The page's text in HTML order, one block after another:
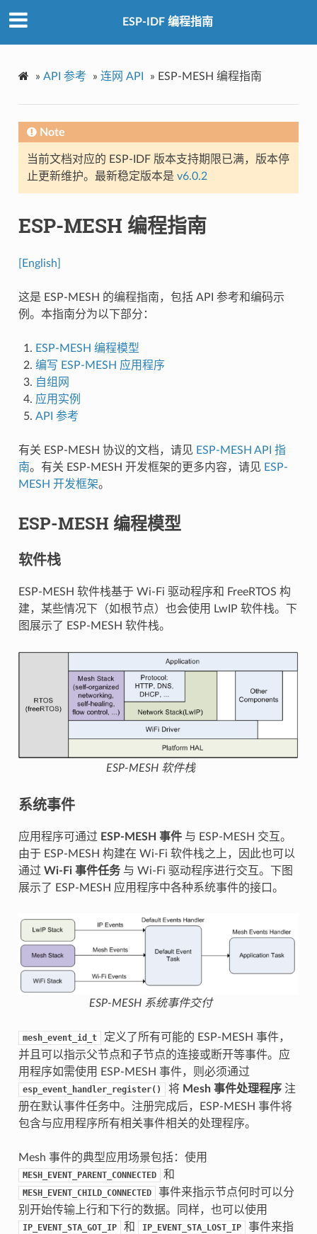
ESP-IDF 编程指南
» API 参考 » 连网 API » ESP-MESH 编程指南
Note
当前文档对应的 ESP-IDF 版本支持期限已满，版本停
止更新维护。最新稳定版本是 v6.0.2
ESP-MESH 编程指南
[English]
这是 ESP-MESH 的编程指南，包括 API 参考和编码示
例。本指南分为以下部分：
ESP-MESH 编程模型
编写 ESP-MESH 应用程序
自组网
应用实例
API 参考
有关 ESP-MESH 协议的文档，请见 ESP-MESH API 指
南。有关 ESP-MESH 开发框架的更多内容，请见 ESP-
MESH 开发框架。
ESP-MESH 编程模型
软件栈
ESP-MESH 软件栈基于 Wi-Fi 驱动程序和 FreeRTOS 构
建，某些情况下（如根节点）也会使用 LwIP 软件栈。下
图展示了 ESP-MESH 软件栈。
ESP-MESH 软件栈
系统事件
应用程序可通过 ESP-MESH 事件与 ESP-MESH 交互。
由于 ESP-MESH 构建在 Wi-Fi 软件栈之上，因此也可以
通过 Wi-Fi 事件任务与 Wi-Fi 驱动程序进行交互。下图
展示了 ESP-MESH 应用程序中各种系统事件的接口。
ESP-MESH 系统事件交付
mesh_event_id_t
定义了所有可能的 ESP-MESH 事件，
并且可以指示父节点和子节点的连接或断开等事件。应
用程序如需使用 ESP-MESH 事件，则必须通过
esp_event_handler_register() 将 Mesh 事件处理程序注
册在默认事件任务中。注册完成后，ESP-MESH 事件将
包含与应用程序所有相关事件相关的处理程序。
Mesh 事件的典型应用场景包括：使用
MESH_EVENT_PARENT_CONNECTED 和
MESH_EVENT_CHILD_CONNECTED
事件来指示节点何时可以分
别开始传输上行和下行的数据。同样，也可以使用
IP_EVENT_STA_GOT_IP 和 IP_EVENT_STA_LOST_IP
事件来指